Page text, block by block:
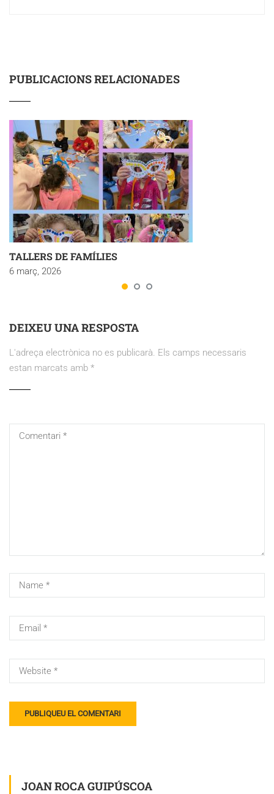
PUBLICACIONS RELACIONADES
TALLERS DE FAMÍLIES
6 març, 2026
DEIXEU UNA RESPOSTA
L'adreça electrònica no es publicarà. Els camps necessaris
estan marcats amb *
JOAN ROCA GUIPÚSCOA